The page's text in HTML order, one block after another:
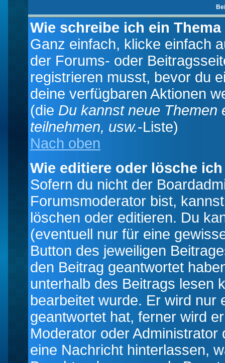
Wie schreibe ich ein
Ganz einfach, klicke einfach
der Forums- oder
registrieren musst, bevor du
deine verfügbaren Aktionen
(die Du kannst neue Themen
teilnehmen, usw.-Liste)
Nach oben
Wie editiere oder lösche
Sofern du nicht der
Forumsmoderator bist,
löschen oder editieren. Du
(eventuell nur für eine
Button des jeweiligen
den Beitrag geantwortet
unterhalb des Beitrags lesen
bearbeitet wurde. Er wird nur
geantwortet hat, ferner wird
Moderator oder
eine Nachricht hinterlassen,